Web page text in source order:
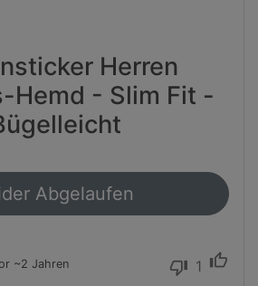
Herren
Hemd - Slim Fit -
Abgelaufen
~2 Jahren thumb_down 1 thumb_up